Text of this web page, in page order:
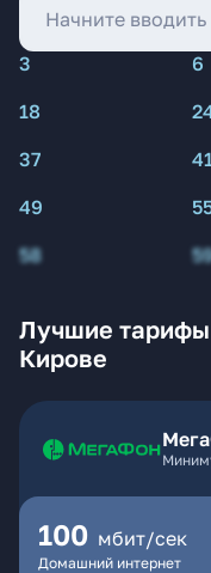
3 6
18
37
49
58
Лучшие тарифы
Кирове
100 мбит/сек
Домашний интернет